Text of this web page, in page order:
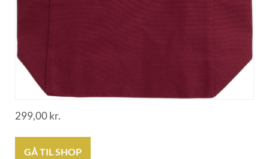
299,00kr.
GÅ TIL SHOP